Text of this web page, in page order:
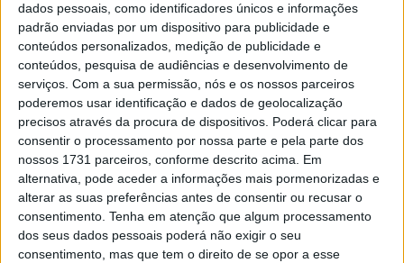
dados pessoais, como identificadores únicos e informações
padrão enviadas por um dispositivo para publicidade e
conteúdos personalizados, medição de publicidade e
conteúdos, pesquisa de audiências e desenvolvimento de
serviços. Com a sua permissão, nós e os nossos parceiros
poderemos usar identificação e dados de geolocalização
precisos através da procura de dispositivos. Poderá clicar para
consentir o processamento por nossa parte e pela parte dos
nossos 1731 parceiros, conforme descrito acima. Em
alternativa, pode aceder a informações mais pormenorizadas e
alterar as suas preferências antes de consentir ou recusar o
consentimento. Tenha em atenção que algum processamento
dos seus dados pessoais poderá não exigir o seu
consentimento, mas que tem o direito de se opor a esse
bonita tampa do depósito, tudo exala cuidado no design,
não existe um ângulo que não seja fotogénico.